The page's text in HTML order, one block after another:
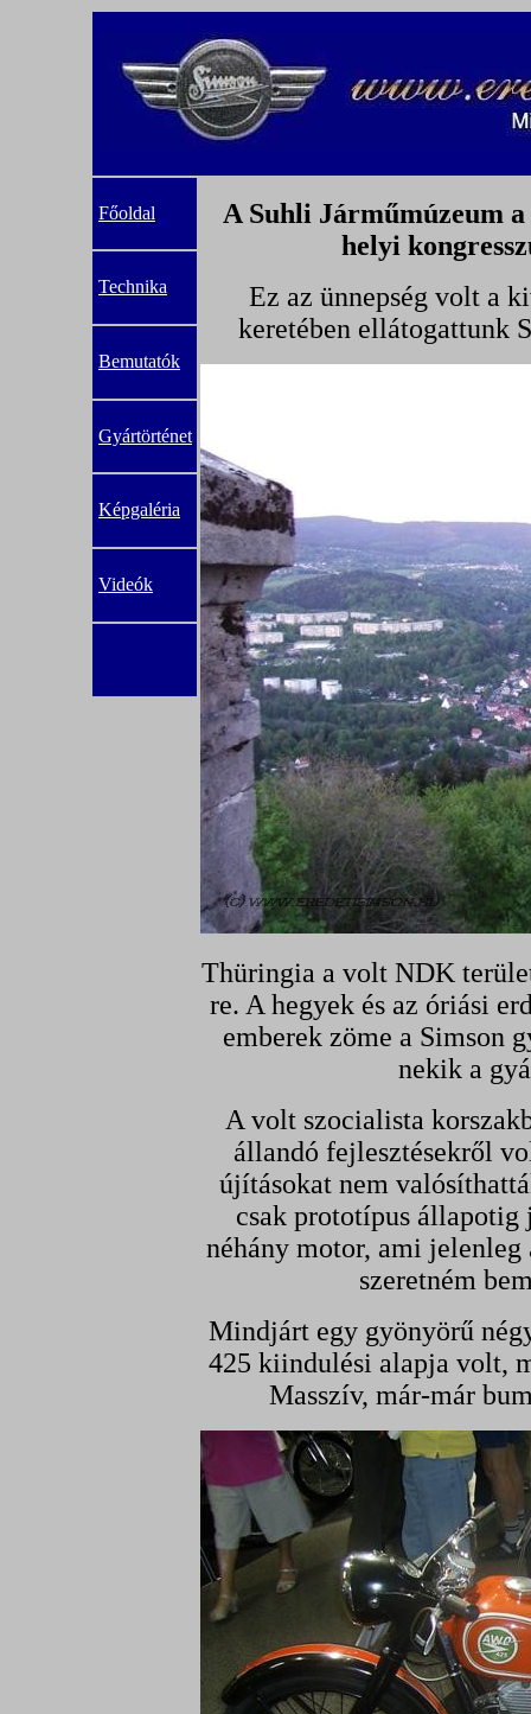
Főoldal
A Suhli Járműmúzeum
helyi
Ez az ünnepség volt a
keretében ellátogattunk
Thüringia a volt NDK
re. A hegyek és az óriási
emberek zöme a Simson
nekik a
A volt szocialista
állandó fejlesztésekről
újításokat nem
csak prototípus
néhány motor, ami
szeretném
Mindjárt egy gyönyörű
425 kiindulési alapja volt,
Masszív, már-már
Technika
Bemutatók
Gyártörténet
Képgaléria
Videók